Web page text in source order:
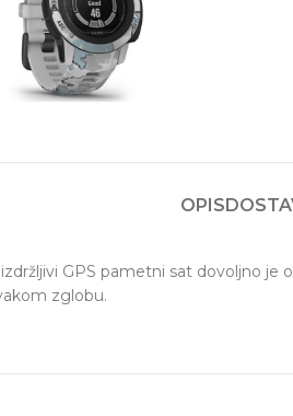
OPIS
GPS pametni sat dovoljno
zglobu.